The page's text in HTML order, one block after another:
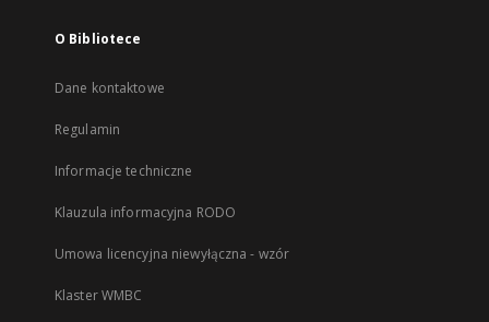
O Bibliotece
Dane kontaktowe
Regulamin
Informacje techniczne
Klauzula informacyjna RODO
Umowa licencyjna niewyłączna - wzór
Klaster WMBC